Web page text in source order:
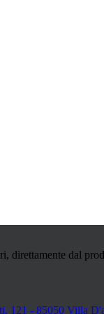
direttamente dal
121 - 85050 Villa